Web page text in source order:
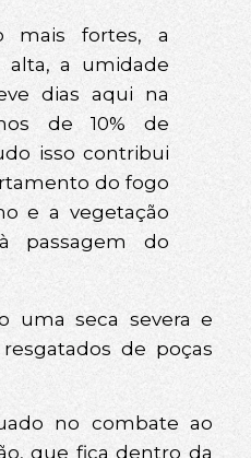
mais fortes, a
alta, a umidade
dias aqui na
de 10% de
isso contribui
do fogo
e a vegetação
passagem do
uma seca severa e
de poças
no combate ao
que fica dentro da